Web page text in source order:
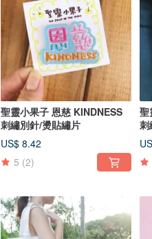
聖靈小果子 恩慈 KINDNESS
刺繡別針/燙貼繡片
US$ 8.42
5 (2)
聖
刺